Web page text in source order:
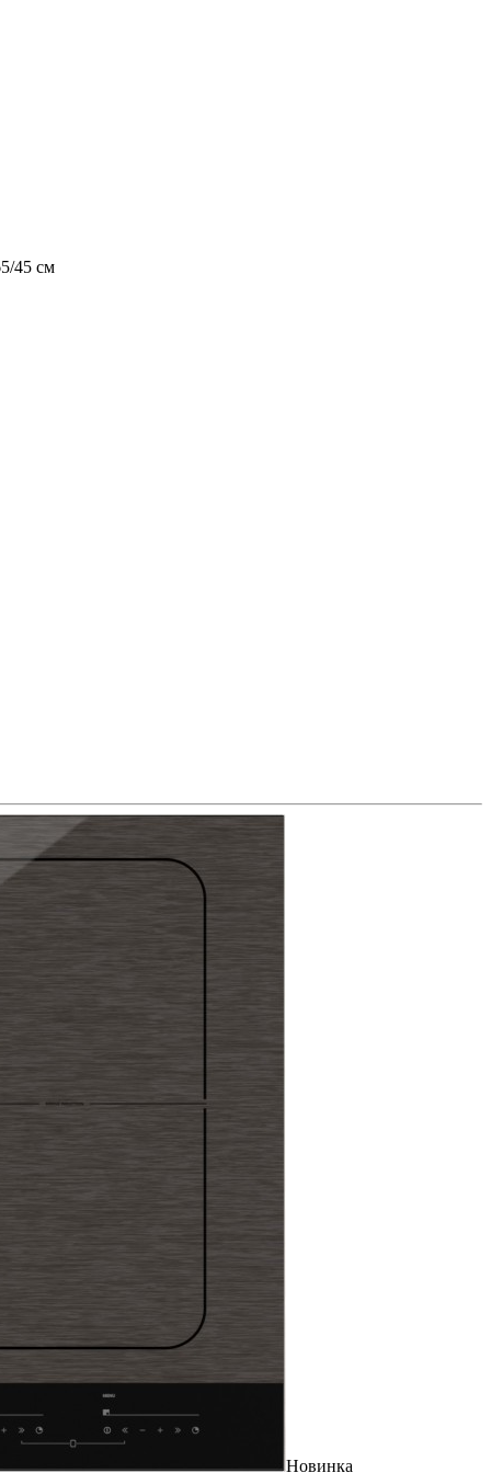
45 см
Новинка